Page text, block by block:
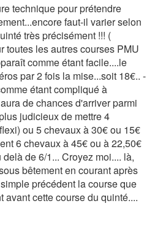
technique pour prétendre
faut-il varier selon
très précisément !!! (
toutes les autres courses PMU
comme étant facile....le
par 2 fois la mise...soit 18€.. -
étant compliqué à
de chances d'arriver parmi
judicieux de mettre 4
ou 5 chevaux à 30€ ou 15€
6 chevaux à 45€ ou à 22,50€
de 6/1... Croyez moi.... là,
bêtement en courant après
précédent la course que
cette course du quinté....